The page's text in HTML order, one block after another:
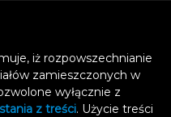
iż rozpowszechnianie
zamieszczonych w
wyłącznie z
z treści. Użycie treści